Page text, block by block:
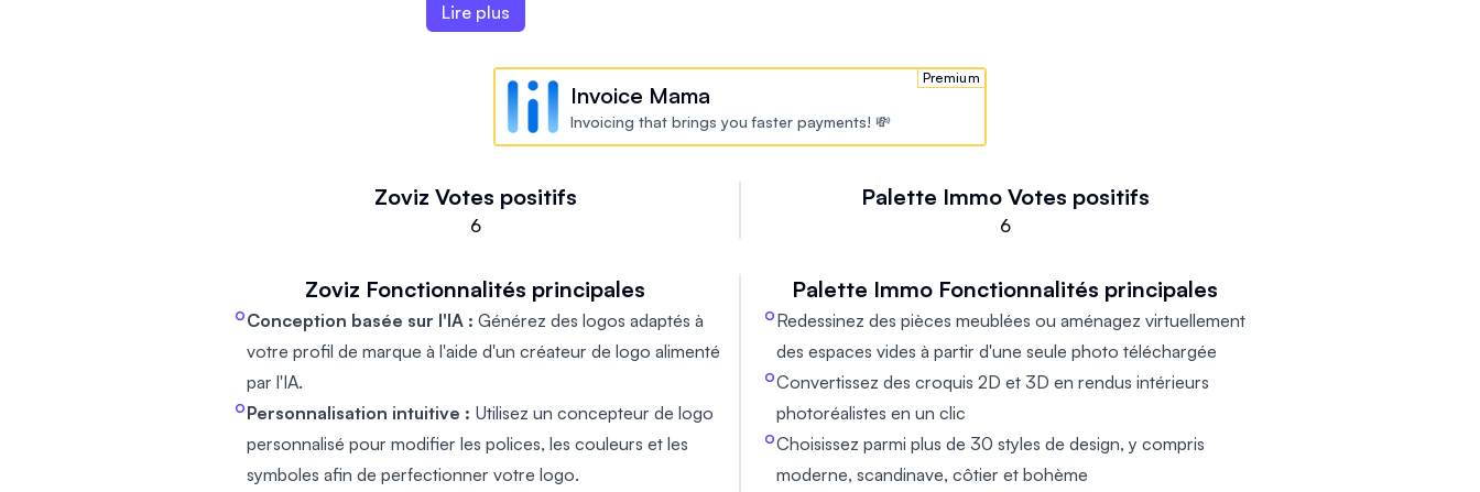
Vous pouvez affiner votre choix en ajustant les polices, les
couleurs et la mise en page. Après avoir perfectionné votre
logo, téléchargez les atouts de marque adaptés à vos besoins.
Une signature email qui correspond au style de votre marque.
Un favicon pour votre site Web.
Un livre de marque détaillé qui vous guide sur la manière
d'utiliser systématiquement vos nouveaux éléments de marque.
nouvelle entreprise ou réorganisiez une entreprise existante,
Zoviz rend la création de marque simple, rapide et efficace.
Lire plus
Premium
Invoice Mama
Invoicing that brings you faster payments! 💸
Zoviz Votes positifs
6
Palette Immo Votes positifs
6
Zoviz Fonctionnalités principales
Conception basée sur l'IA : Générez des logos adaptés à
votre profil de marque à l'aide d'un créateur de logo alimenté
par l'IA.
Personnalisation intuitive : Utilisez un concepteur de logo
personnalisé pour modifier les polices, les couleurs et les
symboles afin de perfectionner votre logo.
Palette Immo Fonctionnalités principales
Redessinez des pièces meublées ou aménagez virtuellement
des espaces vides à partir d'une seule photo téléchargée
Convertissez des croquis 2D et 3D en rendus intérieurs
photoréalistes en un clic
Choisissez parmi plus de 30 styles de design, y compris
moderne, scandinave, côtier et bohème